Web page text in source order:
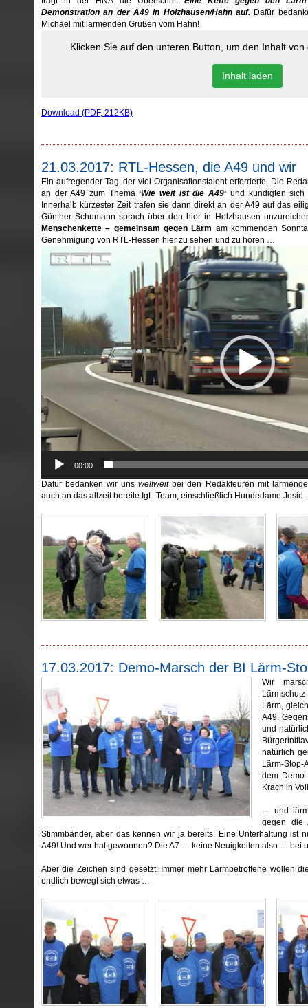
Demonstration an der A49 in Holzhausen/Hahn auf. Dafür
Michael mit lärmenden Grüßen vom Hahn!
Klicken Sie auf den unteren Button, um den Inhalt
Inhalt laden
Download (PDF, 212KB)
21.03.2017: RTL-Hessen, die A49 und wir
Ein aufregender Tag, der viel Organisationstalent erforderte. Die
an der A49 zum Thema‘Wie weit ist die A49‘ und kündigten
Innerhalb kürzester Zeit trafen sie dann direkt an der A49 auf das
Günther Schumann sprach über den hier in Holzhausen
Menschenkette – gemeinsam gegen Lärm am kommenden
Genehmigung von RTL-Hessen hier zu sehen und zu hören …
Video-
Player
00:00
Dafür bedanken wir unsweltweitbei den Redakteuren mit
auch an das allzeit bereite IgL-Team, einschließlich Hundedame Josie
17.03.2017: Demo-Marsch der BI Lärm-
Wir
Lärm,
A49.
und
natürlich
Lärm-
dem
Krach in
… und
gegen die
Stimmbänder, aber das kennen wir ja bereits. Eine Unterhaltung ist
A49! Und wer hat gewonnen? Die A7 … keine Neuigkeiten also … bei
Aber die Zeichen sind gesetzt: Immer mehr Lärmbetroffene wollen
endlich bewegt sich etwas …